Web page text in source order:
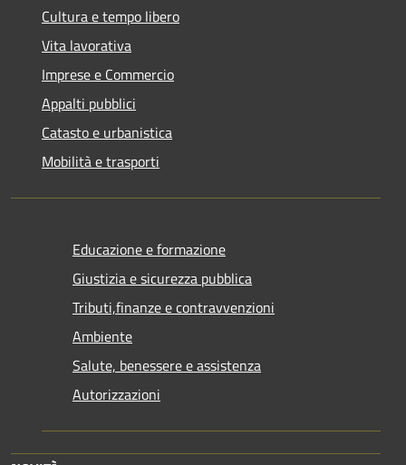
Cultura e tempo libero
Vita lavorativa
Imprese e Commercio
Appalti pubblici
Catasto e urbanistica
Mobilità e trasporti
Educazione e formazione
Giustizia e sicurezza pubblica
Tributi,finanze e contravvenzioni
Ambiente
Salute, benessere e assistenza
Autorizzazioni